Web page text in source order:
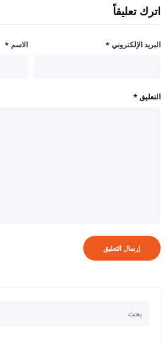
اترك تعليقاً
الاسم * البريد الإلكتروني *
التعليق *